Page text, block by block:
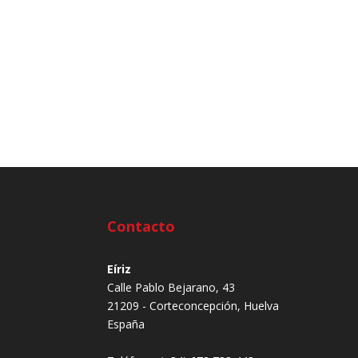
Contacto
Eíriz
Calle Pablo Bejarano, 43
21209 - Corteconcepción, Huelva
España